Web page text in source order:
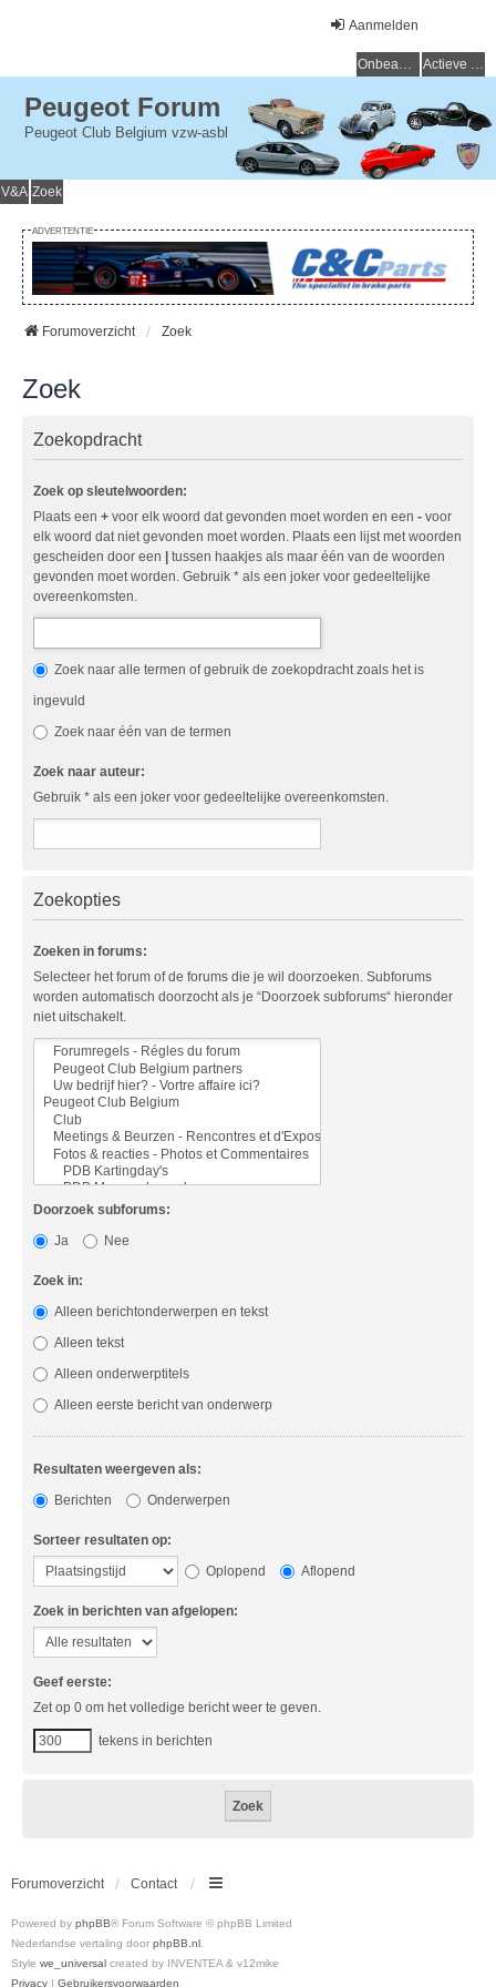
Aanmelden
Onbeantwoorde onderwerpen Actieve onderwerpen
Peugeot Forum
Peugeot Club Belgium vzw-asbl
V&A Zoek
ADVERTENTIE
Forumoverzicht Zoek
Zoek
Zoekopdracht
Zoek op sleutelwoorden:
Plaats een + voor elk woord dat gevonden moet worden en een - voor
elk woord dat niet gevonden moet worden. Plaats een lijst met woorden
gescheiden door een
tussen haakjes als maar één van de woorden
gevonden moet worden. Gebruik * als een joker voor gedeeltelijke
overeenkomsten.
Zoek naar alle termen of gebruik de zoekopdracht zoals het is
ingevuld
Zoek naar één van de termen
Zoek naar auteur:
Gebruik * als een joker voor gedeeltelijke overeenkomsten.
Zoekopties
Zoeken in forums:
Selecteer het forum of de forums die je wil doorzoeken. Subforums
worden automatisch doorzocht als je “Doorzoek subforums“ hieronder
niet uitschakelt.
Doorzoek subforums:
Ja
Nee
Zoek in:
Alleen berichtonderwerpen en tekst
Alleen tekst
Alleen onderwerptitels
Alleen eerste bericht van onderwerp
Resultaten weergeven als:
Berichten
Onderwerpen
Sorteer resultaten op:
Oplopend
Aflopend
Zoek in berichten van afgelopen:
Geef eerste:
Zet op 0 om het volledige bericht weer te geven.
tekens in berichten
Forumoverzicht Contact
Powered by phpBB® Forum Software © phpBB Limited
Nederlandse vertaling door phpBB.nl .
Style we_universal created by INVENTEA & v12mike
Privacy
Gebruikersvoorwaarden